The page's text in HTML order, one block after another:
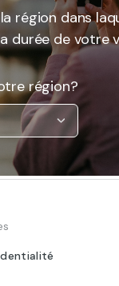
région dans
durée de votre
région?